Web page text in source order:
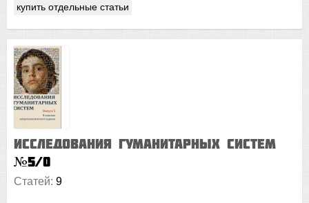
купить отдельные статьи
Исследования гуманитарных систем
№5/0
Статей: 9